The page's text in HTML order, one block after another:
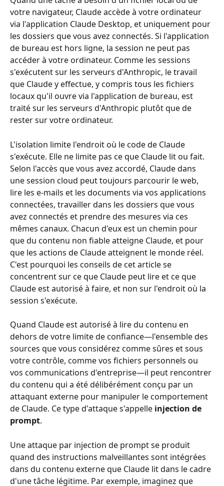
votre navigateur, Claude accède à votre ordinateur
via l'application Claude Desktop, et uniquement pour
les dossiers que vous avez connectés. Si l'application
de bureau est hors ligne, la session ne peut pas
accéder à votre ordinateur. Comme les sessions
s'exécutent sur les serveurs d'Anthropic, le travail
que Claude y effectue, y compris tous les fichiers
locaux qu'il ouvre via l'application de bureau, est
traité sur les serveurs d'Anthropic plutôt que de
rester sur votre ordinateur.
L'isolation limite l'endroit où le code de Claude
s'exécute. Elle ne limite pas ce que Claude lit ou fait.
Selon l'accès que vous avez accordé, Claude dans
une session cloud peut toujours parcourir le web,
lire les e-mails et les documents via vos applications
connectées, travailler dans les dossiers que vous
avez connectés et prendre des mesures via ces
mêmes canaux. Chacun d'eux est un chemin pour
que du contenu non fiable atteigne Claude, et pour
que les actions de Claude atteignent le monde réel.
C'est pourquoi les conseils de cet article se
concentrent sur ce que Claude peut lire et ce que
Claude est autorisé à faire, et non sur l'endroit où la
session s'exécute.
Quand Claude est autorisé à lire du contenu en
dehors de votre limite de confiance—l'ensemble des
sources que vous considérez comme sûres et sous
votre contrôle, comme vos fichiers personnels ou
vos communications d'entreprise—il peut rencontrer
du contenu qui a été délibérément conçu par un
attaquant externe pour manipuler le comportement
de Claude. Ce type d'attaque s'appelle injection de
prompt.
Une attaque par injection de prompt se produit
quand des instructions malveillantes sont intégrées
dans du contenu externe que Claude lit dans le cadre
d'une tâche légitime. Par exemple, imaginez que